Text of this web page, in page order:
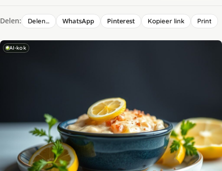
Delen: Delen… WhatsApp Pinterest Kopieer link Print
AI-kok